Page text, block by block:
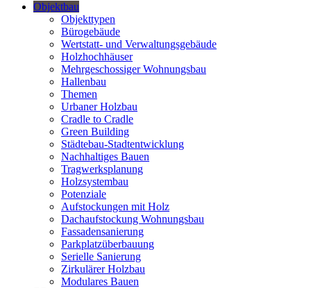
Objektbau
Objekttypen
Bürogebäude
Wertstatt- und Verwaltungsgebäude
Holzhochhäuser
Mehrgeschossiger Wohnungsbau
Hallenbau
Themen
Urbaner Holzbau
Cradle to Cradle
Green Building
Städtebau-Stadtentwicklung
Nachhaltiges Bauen
Tragwerksplanung
Holzsystembau
Potenziale
Aufstockungen mit Holz
Dachaufstockung Wohnungsbau
Fassadensanierung
Parkplatzüberbauung
Serielle Sanierung
Zirkulärer Holzbau
Modulares Bauen